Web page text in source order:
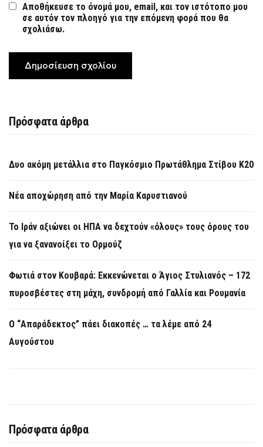
Αποθήκευσε το όνομά μου, email, και τον ιστότοπο μου
σε αυτόν τον πλοηγό για την επόμενη φορά που θα
σχολιάσω.
Πρόσφατα άρθρα
Δυο ακόμη μετάλλια στο Παγκόσμιο Πρωτάθλημα Στίβου Κ20
Νέα αποχώρηση από την Μαρία Καρυστιανού
Το Ιράν αξιώνει οι ΗΠΑ να δεχτούν «όλους» τους όρους του
για να ξανανοίξει το Ορμούζ
Φωτιά στον Κουβαρά: Εκκενώνεται ο Άγιος Στυλιανός – 172
πυροσβέστες στη μάχη, συνδρομή από Γαλλία και Ρουμανία
Ο “Απαράδεκτος” πάει διακοπές … τα λέμε από 24
Αυγούστου
Πρόσφατα άρθρα